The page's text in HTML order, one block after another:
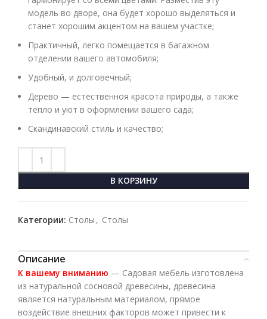
модель во дворе, она будет хорошо выделяться и
станет хорошим акцентом на вашем участке;
Практичный, легко помещается в багажном
отделении вашего автомобиля;
Удобный, и долговечный;
Дерево — естественноя красота природы, а также
тепло и уют в оформлении вашего сада;
Скандинавский стиль и качество;
В КОРЗИНУ
Категории: Столы , Столы
Описание
К вашему вниманию — Садовая мебель изготовлена
из натуральной сосновой древесины, древесина
является натуральным материалом, прямое
воздействие внешних факторов может привести к